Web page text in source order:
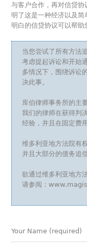
与客户合作，再对信贷
明了这是一种经济以及
明白的信贷协议可以帮助
当您尝试了所有方法
考虑提起诉讼和开始
多情况下，围绕诉讼
决此事。
库伯律师事务所的主
我们的律师在获得判
经验，并且在固定费
维多利亚地方法院有
并且大部分的债务追
欲通过维多利亚地方
请参阅：
Your Name (required)